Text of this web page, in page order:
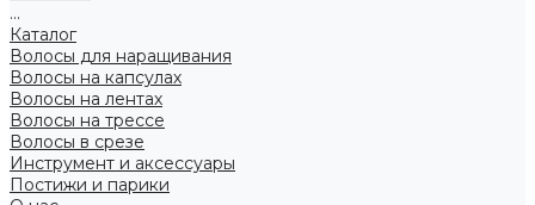
...
Каталог
Волосы для наращивания
Волосы на капсулах
Волосы на лентах
Волосы на трессе
Волосы в срезе
Инструмент и аксессуары
Постижи и парики